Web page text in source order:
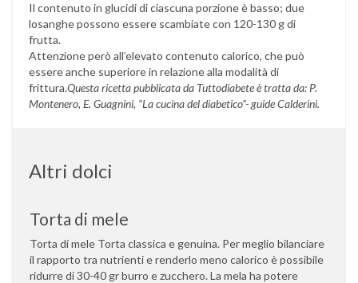
Il contenuto in glucidi di ciascuna porzione è basso; due
losanghe possono essere scambiate con 120-130 g di
frutta.
Attenzione però all’elevato contenuto calorico, che può
essere anche superiore in relazione alla modalità di
frittura.Questa ricetta pubblicata da Tuttodiabete è tratta da: P.
Montenero, E. Guagnini, “La cucina del diabetico”- guide Calderini.
Altri dolci
Torta di mele
Torta di mele Torta classica e genuina. Per meglio bilanciare
il rapporto tra nutrienti e renderlo meno calorico è possibile
ridurre di 30-40 gr burro e zucchero. La mela ha potere